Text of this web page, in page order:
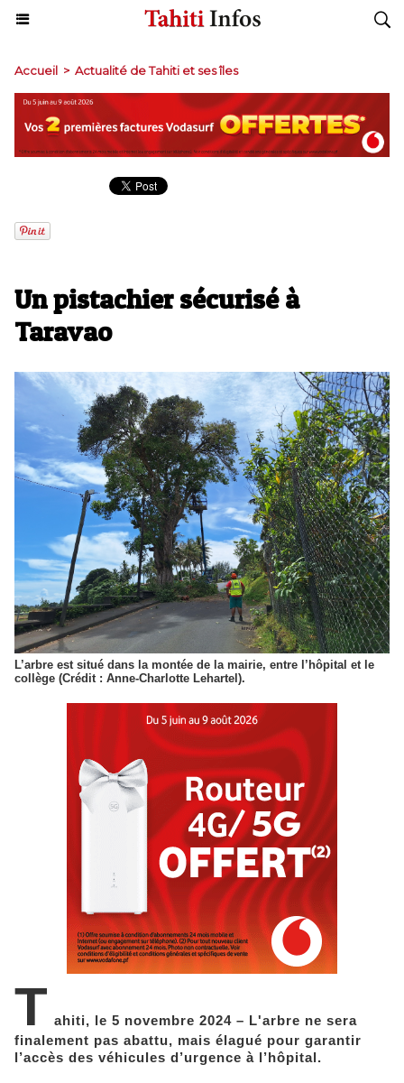
Accueil > Actualité de Tahiti et ses îles
Un pistachier sécurisé à
Taravao
L’arbre est situé dans la montée de la mairie, entre l’hôpital et le
collège (Crédit : Anne-Charlotte Lehartel).
T ahiti, le 5 novembre 2024 – L'arbre ne sera
finalement pas abattu, mais élagué pour garantir
l’accès des véhicules d’urgence à l’hôpital.